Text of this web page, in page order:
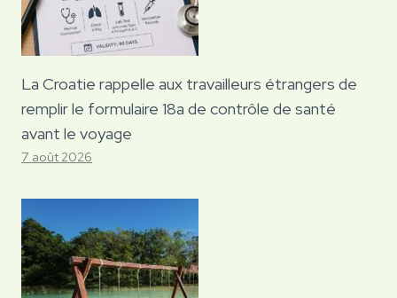
La Croatie rappelle aux travailleurs étrangers de
remplir le formulaire 18a de contrôle de santé
avant le voyage
7 août 2026